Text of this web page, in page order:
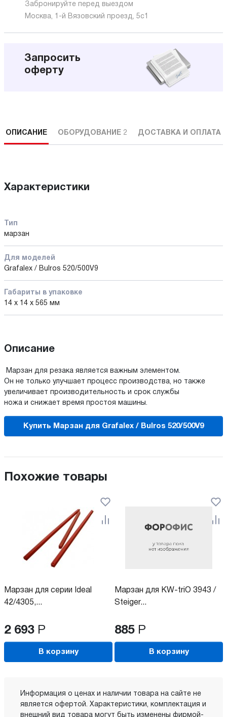
Забронируйте перед выездом
Москва, 1-й Вязовский проезд, 5с1
Запросить
оферту
ОПИСАНИЕ ОБОРУДОВАНИЕ 2 ДОСТАВКА И ОПЛАТА
Характеристики
Тип
марзан
Для моделей
Grafalex / Bulros 520/500V9
Габариты в упаковке
14 x 14 x 565 мм
Описание
Марзан для резака является важным элементом.
Он не только улучшает процесс производства, но также
увеличивает производительность и срок службы
ножа и снижает время простоя машины.
Купить Марзан для Grafalex / Bulros 520/500V9
Похожие товары
Марзан для серии Ideal
42/4305,...
2 693 Р
В корзину
Марзан для KW-triO 3943 /
Steiger...
885 Р
В корзину
Информация о ценах и наличии товара на сайте не
является офертой. Характеристики, комплектация и
внешний вид товара могут быть изменены фирмой-